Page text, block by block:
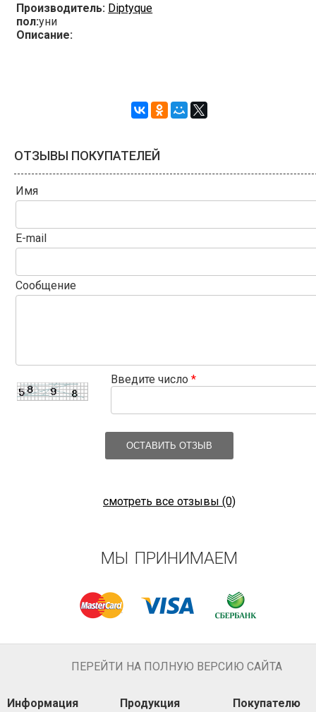
Производитель: Diptyque
пол:уни
Описание:
ОТЗЫВЫ ПОКУПАТЕЛЕЙ
Имя
E-mail
Сообщение
Введите число *
ОСТАВИТЬ ОТЗЫВ
смотреть все отзывы (0)
МЫ ПРИНИМАЕМ
ПЕРЕЙТИ НА ПОЛНУЮ ВЕРСИЮ САЙТА
Информация Продукция Покупателю